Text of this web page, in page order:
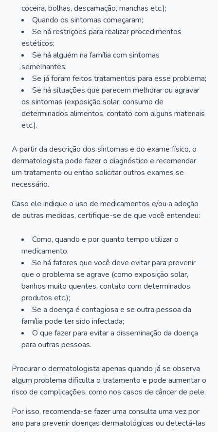
coceira, bolhas, descamação, manchas etc.);
Quando os sintomas começaram;
Se há restrições para realizar procedimentos
estéticos;
Se há alguém na família com sintomas
semelhantes;
Se já foram feitos tratamentos para esse problema;
Se há situações que parecem melhorar ou agravar
os sintomas (exposição solar, consumo de
determinados alimentos, contato com alguns materiais
etc.).
A partir da descrição dos sintomas e do exame físico, o
dermatologista pode fazer o diagnóstico e recomendar
um tratamento ou então solicitar outros exames se
necessário.
Caso ele indique o uso de medicamentos e/ou a adoção
de outras medidas, certifique-se de que você entendeu:
Como, quando e por quanto tempo utilizar o
medicamento;
Se há fatores que você deve evitar para prevenir
que o problema se agrave (como exposição solar,
banhos muito quentes, contato com determinados
produtos etc.);
Se a doença é contagiosa e se outra pessoa da
família pode ter sido infectada;
O que fazer para evitar a disseminação da doença
para outras pessoas.
Procurar o dermatologista apenas quando já se observa
algum problema dificulta o tratamento e pode aumentar o
risco de complicações, como nos casos de câncer de pele.
Por isso, recomenda-se fazer uma consulta uma vez por
ano para prevenir doenças dermatológicas ou detectá-las